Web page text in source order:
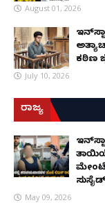
August 01, 2026
ಕಠಿಣ
July 10, 2026
ರಾಜ್ಯ
May 09, 2026